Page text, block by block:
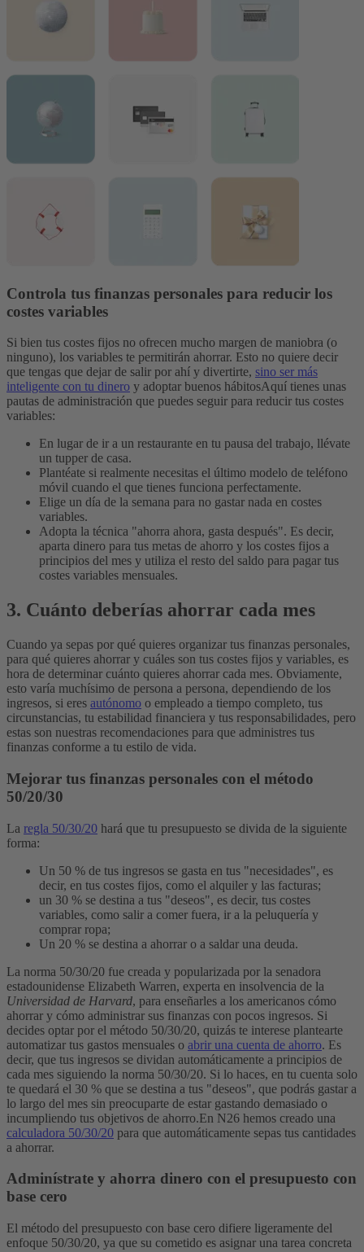
Controla tus finanzas personales para reducir los
costes variables
Si bien tus costes fijos no ofrecen mucho margen de maniobra (o
ninguno), los variables te permitirán ahorrar. Esto no quiere decir
que tengas que dejar de salir por ahí y divertirte, sino ser más
inteligente con tu dinero y adoptar buenos hábitosAquí tienes unas
pautas de administración que puedes seguir para reducir tus costes
variables:
En lugar de ir a un restaurante en tu pausa del trabajo, llévate
un tupper de casa.
Plantéate si realmente necesitas el último modelo de teléfono
móvil cuando el que tienes funciona perfectamente.
Elige un día de la semana para no gastar nada en costes
variables.
Adopta la técnica "ahorra ahora, gasta después". Es decir,
aparta dinero para tus metas de ahorro y los costes fijos a
principios del mes y utiliza el resto del saldo para pagar tus
costes variables mensuales.
3. Cuánto deberías ahorrar cada mes
Cuando ya sepas por qué quieres organizar tus finanzas personales,
para qué quieres ahorrar y cuáles son tus costes fijos y variables, es
hora de determinar cuánto quieres ahorrar cada mes. Obviamente,
esto varía muchísimo de persona a persona, dependiendo de los
ingresos, si eres autónomo o empleado a tiempo completo, tus
circunstancias, tu estabilidad financiera y tus responsabilidades, pero
estas son nuestras recomendaciones para que administres tus
finanzas conforme a tu estilo de vida.
Mejorar tus finanzas personales con el método
50/20/30
La regla 50/30/20 hará que tu presupuesto se divida de la siguiente
forma:
Un 50 % de tus ingresos se gasta en tus "necesidades", es
decir, en tus costes fijos, como el alquiler y las facturas;
un 30 % se destina a tus "deseos", es decir, tus costes
variables, como salir a comer fuera, ir a la peluquería y
comprar ropa;
Un 20 % se destina a ahorrar o a saldar una deuda.
La norma 50/30/20 fue creada y popularizada por la senadora
estadounidense Elizabeth Warren, experta en insolvencia de la
Universidad de Harvard, para enseñarles a los americanos cómo
ahorrar y cómo administrar sus finanzas con pocos ingresos. Si
decides optar por el método 50/30/20, quizás te interese plantearte
automatizar tus gastos mensuales o abrir una cuenta de ahorro. Es
decir, que tus ingresos se dividan automáticamente a principios de
cada mes siguiendo la norma 50/30/20. Si lo haces, en tu cuenta solo
te quedará el 30 % que se destina a tus "deseos", que podrás gastar a
lo largo del mes sin preocuparte de estar gastando demasiado o
incumpliendo tus objetivos de ahorro.En N26 hemos creado una
calculadora 50/30/20 para que automáticamente sepas tus cantidades
a ahorrar.
Adminístrate y ahorra dinero con el presupuesto con
base cero
El método del presupuesto con base cero difiere ligeramente del
enfoque 50/30/20, ya que su cometido es asignar una tarea concreta